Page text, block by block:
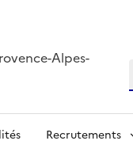
Alpes-
Recrutements